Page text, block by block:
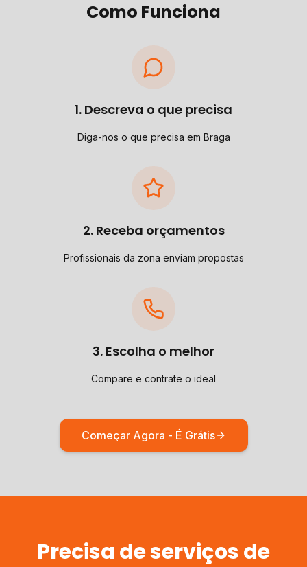
Como Funciona
1. Descreva o que precisa
Diga-nos o que precisa em Braga
2. Receba orçamentos
Profissionais da zona enviam propostas
3. Escolha o melhor
Compare e contrate o ideal
Começar Agora - É Grátis
Precisa deserviços de